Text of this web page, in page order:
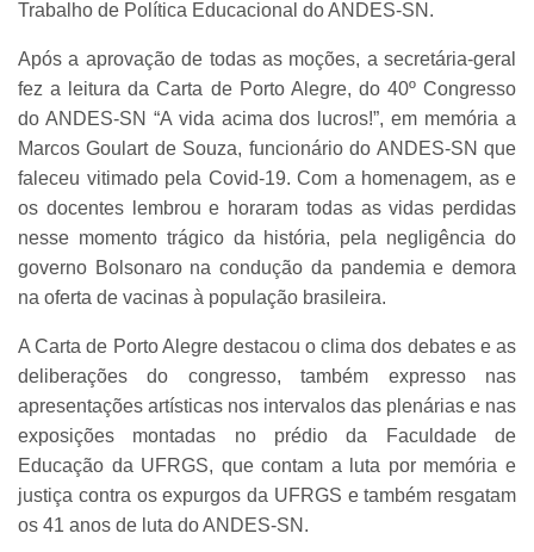
Trabalho de Política Educacional do ANDES-SN.
Após a aprovação de todas as moções, a secretária-geral
fez a leitura da Carta de Porto Alegre, do 40º Congresso
do ANDES-SN “A vida acima dos lucros!”, em memória a
Marcos Goulart de Souza, funcionário do ANDES-SN que
faleceu vitimado pela Covid-19. Com a homenagem, as e
os docentes lembrou e horaram todas as vidas perdidas
nesse momento trágico da história, pela negligência do
governo Bolsonaro na condução da pandemia e demora
na oferta de vacinas à população brasileira.
A Carta de Porto Alegre destacou o clima dos debates e as
deliberações do congresso, também expresso nas
apresentações artísticas nos intervalos das plenárias e nas
exposições montadas no prédio da Faculdade de
Educação da UFRGS, que contam a luta por memória e
justiça contra os expurgos da UFRGS e também resgatam
os 41 anos de luta do ANDES-SN.